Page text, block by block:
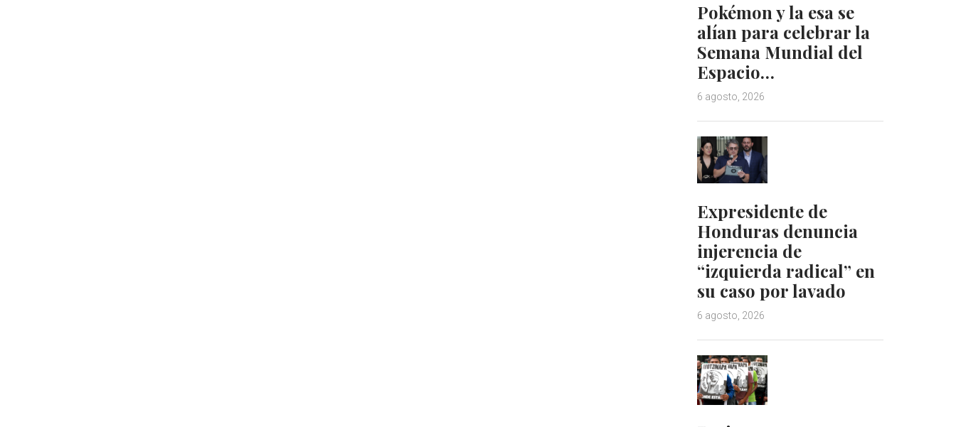
Pokémon y la esa se
alían para celebrar la
Semana Mundial del
Espacio…
6 agosto, 2026
Expresidente de
Honduras denuncia
injerencia de
“izquierda radical” en
su caso por lavado
6 agosto, 2026